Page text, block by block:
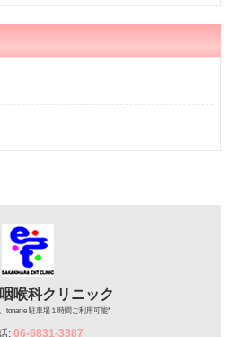
喉科クリニック
tonarie 駐車場１時間ご利用可能*
:06-6831-3387